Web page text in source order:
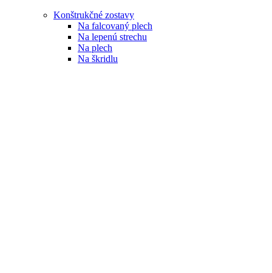
Konštrukčné zostavy
Na falcovaný plech
Na lepenú strechu
Na plech
Na škridlu